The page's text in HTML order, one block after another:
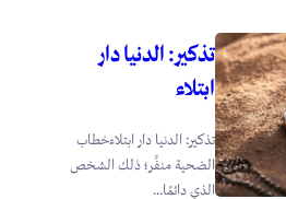
تذكير: الدنيا دار
ابتلاء
تذكير: الدنيا دار ابتلاءخطاب
الضحية منفِّر؛ ذلك الشخص
الذي دائمًا...